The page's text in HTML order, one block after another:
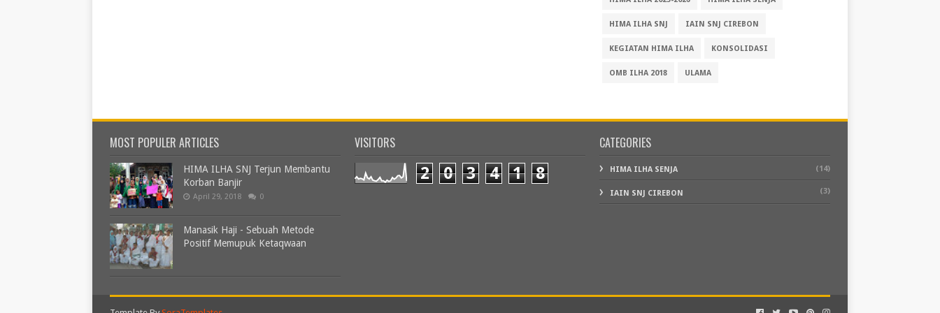
HIMA ILHA SNJ IAIN SNJ CIREBON
KEGIATAN HIMA ILHA KONSOLIDASI
OMB ILHA 2018 ULAMA
MOST POPULER ARTICLES
HIMA ILHA SNJ Terjun Membantu
Korban Banjir
April 29, 2018 0
Manasik Haji - Sebuah Metode
Positif Memupuk Ketaqwaan
VISITORS
2 0 3 4 1 8
CATEGORIES
HIMA ILHA SENJA (14)
IAIN SNJ CIREBON (3)